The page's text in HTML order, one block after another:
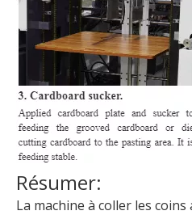
Résumer:
La machine à coller les